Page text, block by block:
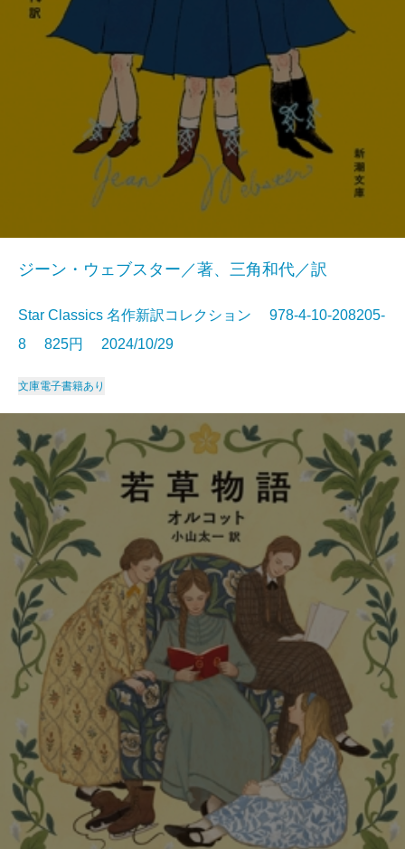
ジーン・ウェブスター／著、三角和代／訳
Star Classics 名作新訳コレクション 978-4-10-208205-
8 825円 2024/10/29
文庫電子書籍あり